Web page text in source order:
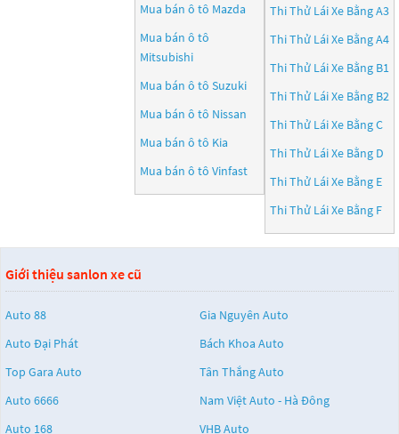
Mua bán ô tô Mazda
Mua bán ô tô
Mitsubishi
Mua bán ô tô Suzuki
Mua bán ô tô Nissan
Mua bán ô tô Kia
Mua bán ô tô Vinfast
Thi Thử Lái Xe Bằng A3
Thi Thử Lái Xe Bằng A4
Thi Thử Lái Xe Bằng B1
Thi Thử Lái Xe Bằng B2
Thi Thử Lái Xe Bằng C
Thi Thử Lái Xe Bằng D
Thi Thử Lái Xe Bằng E
Thi Thử Lái Xe Bằng F
Giới thiệu sanlon xe cũ
Auto 88
Gia Nguyên Auto
Auto Đại Phát
Bách Khoa Auto
Top Gara Auto
Tân Thắng Auto
Auto 6666
Nam Việt Auto - Hà Đông
Auto 168
VHB Auto